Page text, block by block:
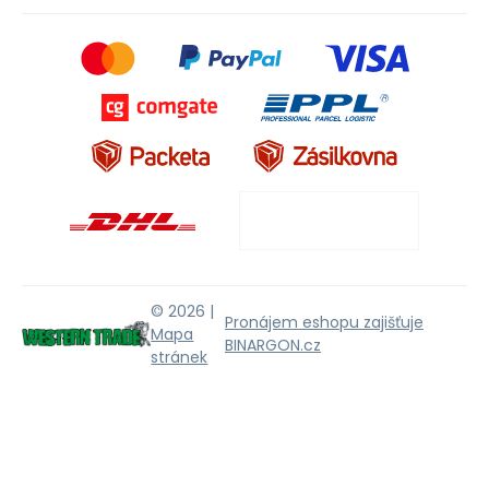
© 2026 |
Mapa
stránek
Pronájem eshopu zajišťuje
BINARGON.cz